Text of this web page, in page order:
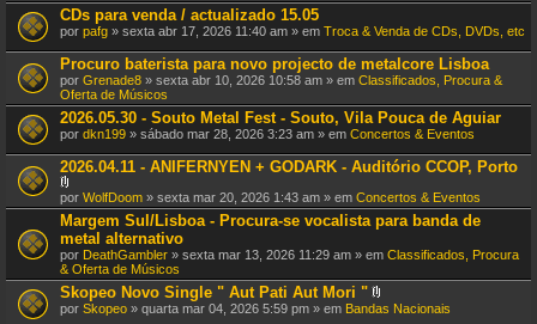
CDs para venda / actualizado 15.05
por pafg » sexta abr 17, 2026 11:40 am » em Troca & Venda de CDs, DVDs, etc
Procuro baterista para novo projecto de metalcore Lisboa
por Grenade8 » sexta abr 10, 2026 10:58 am » em Classificados, Procura &
Oferta de Músicos
2026.05.30 - Souto Metal Fest - Souto, Vila Pouca de Aguiar
por dkn199 » sábado mar 28, 2026 3:23 am » em Concertos & Eventos
2026.04.11 - ANIFERNYEN + GODARK - Auditório CCOP, Porto
A
n
e
x
o
(
s
)
por WolfDoom » sexta mar 20, 2026 1:43 am » em Concertos & Eventos
Margem Sul/Lisboa - Procura-se vocalista para banda de
metal alternativo
por DeathGambler » sexta mar 13, 2026 11:29 am » em Classificados, Procura
& Oferta de Músicos
Skopeo Novo Single " Aut Pati Aut Mori "
A
por Skopeo » quarta mar 04, 2026 5:59 pm » em Bandas Nacionais